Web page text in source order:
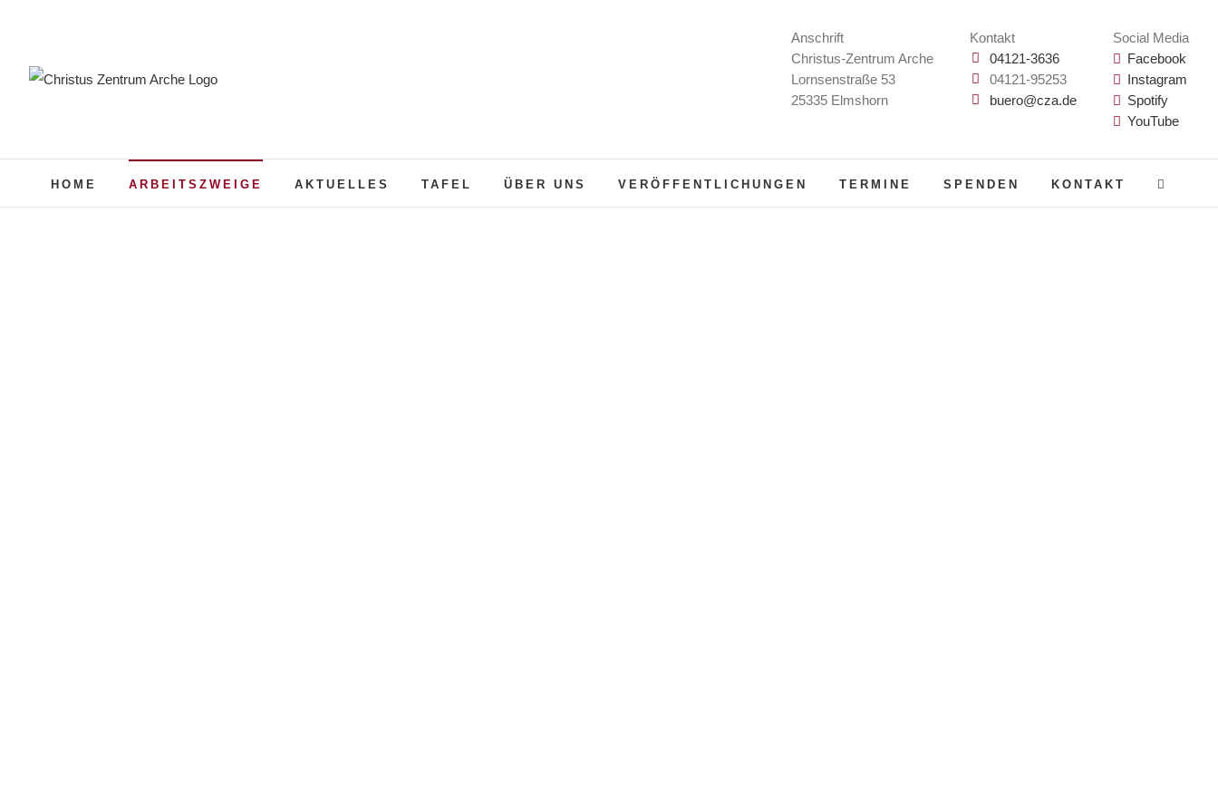
springen
Anschrift
Christus-Zentrum Arche
Lornsenstraße 53
25335 Elmshorn
Kontakt
04121-3636
04121-95253
buero@cza.de
Social Media
Facebook
Instagram
Spotify
YouTube
HOME ARBEITSZWEIGE AKTUELLES TAFEL ÜBER UNS VERÖFFENTLICHUNGEN TERMINE SPENDEN KONTAKT